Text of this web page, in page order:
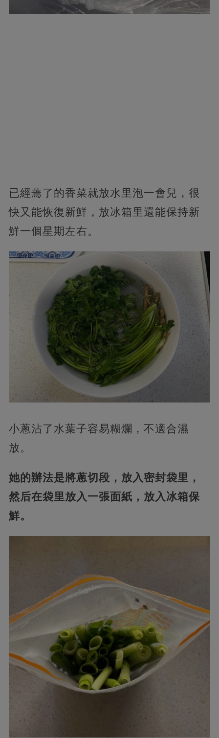
已經蔫了的香菜就放水里泡一會兒，很
快又能恢復新鮮，放冰箱里還能保持新
鮮一個星期左右。
小蔥沾了水葉子容易糊爛，不適合濕
放。
她的辦法是將蔥切段，放入密封袋里，
然后在袋里放入一張面紙，放入冰箱保
鮮。